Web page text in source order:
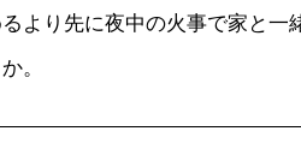
より先に夜中の火事で家と
。